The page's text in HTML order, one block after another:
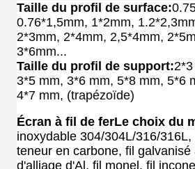
Taille du profil de surface:
0.76*1,5mm, 1*2mm,
2*3mm, 2*4mm, 2,5*4mm,
3*6mm...
Taille du profil de support:
3*5 mm, 3*6 mm, 5*8 mm, 5*6
4*7 mm, (trapézoïde)
Écran à fil de ferLe choix du
inoxydable 304/304L/316/
teneur en carbone, fil galvanisé
d'alliage d'Al, fil monel, fil